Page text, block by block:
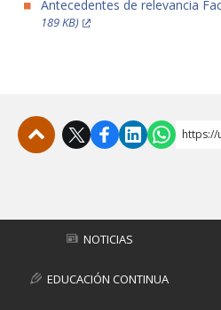
Antecedentes de relevancia
189 KB)
https://
NOTICIAS
EDUCACIÓN CONTINUA